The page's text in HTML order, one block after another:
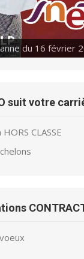
du 16 février
du 23 février
suit votre
CLASSE